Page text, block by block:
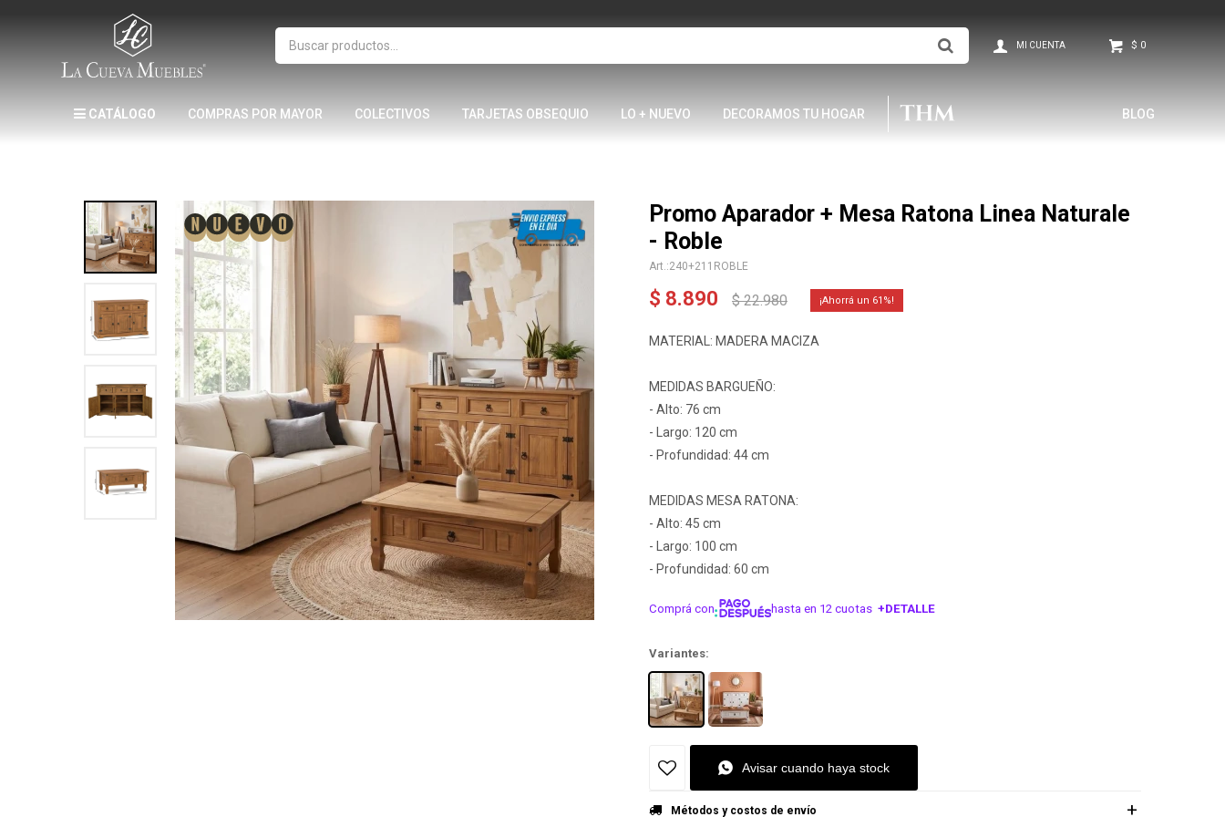
CATÁLOGO COMPRAS POR MAYOR COLECTIVOS TARJETAS OBSEQUIO LO + NUEVO DECORAMOS TU HOGAR BLOG
$ 0
Promo Aparador + Mesa Ratona Linea Naturale
- Roble
240+211ROBLE
$ 8.890 $ 22.980 61
MATERIAL: MADERA MACIZA
MEDIDAS BARGUEÑO:
- Alto: 76 cm
- Largo: 120 cm
- Profundidad: 44 cm
MEDIDAS MESA RATONA:
- Alto: 45 cm
- Largo: 100 cm
- Profundidad: 60 cm
Comprá con hasta en 12 cuotas +DETALLE
Variantes:
Avisar cuando haya stock
Métodos y costos de envío